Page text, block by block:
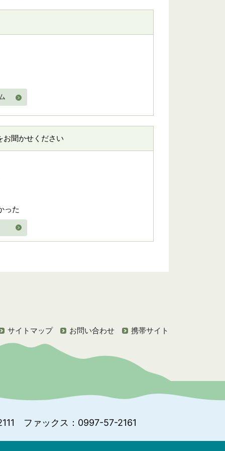
お聞かせください
った
サイトマップ お問い合わせ 携帯サイト
ファックス：0997-57-2161